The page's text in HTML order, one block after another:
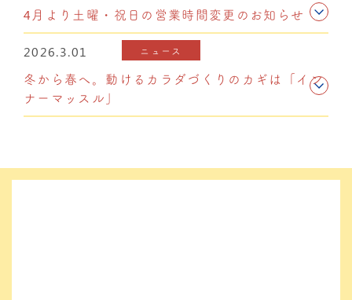
4月より土曜・祝日の営業時間変更のお知らせ
2026.3.01 ニュース
冬から春へ。動けるカラダづくりのカギは「イン
ナーマッスル」